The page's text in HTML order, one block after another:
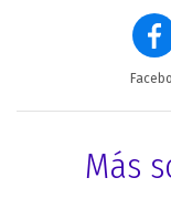
Más